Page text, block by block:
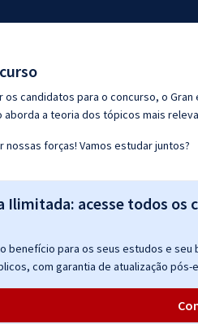
os candidatos para o concurso, o
aborda a teoria dos tópicos mais
nossas forças! Vamos estudar juntos?
Ilimitada: acesse todos os
benefício para os seus estudos e seu
com garantia de atualização pós-